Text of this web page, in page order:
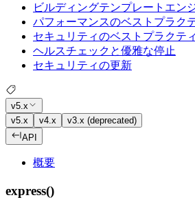
ビルディングテンプレートエン
パフォーマンスのベストプラク
セキュリティのベストプラクテ
ヘルスチェックと優雅な停止
セキュリティの更新
v5.x
v5.x
v4.x
v3.x (deprecated)
API
概要
express()